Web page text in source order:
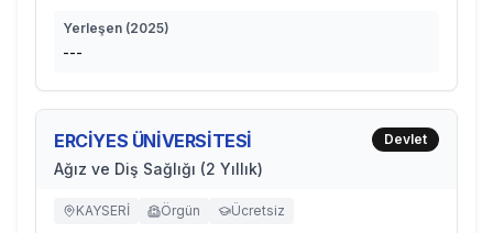
Yerleşen (2025)
---
ERCİYES ÜNİVERSİTESİ
Ağız ve Diş Sağlığı (2 Yıllık)
Devlet
KAYSERİ Örgün Ücretsiz